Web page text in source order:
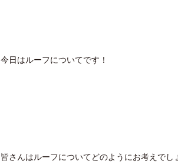
今日はルーフについてです！
皆さんはルーフについてどのようにお考えでし